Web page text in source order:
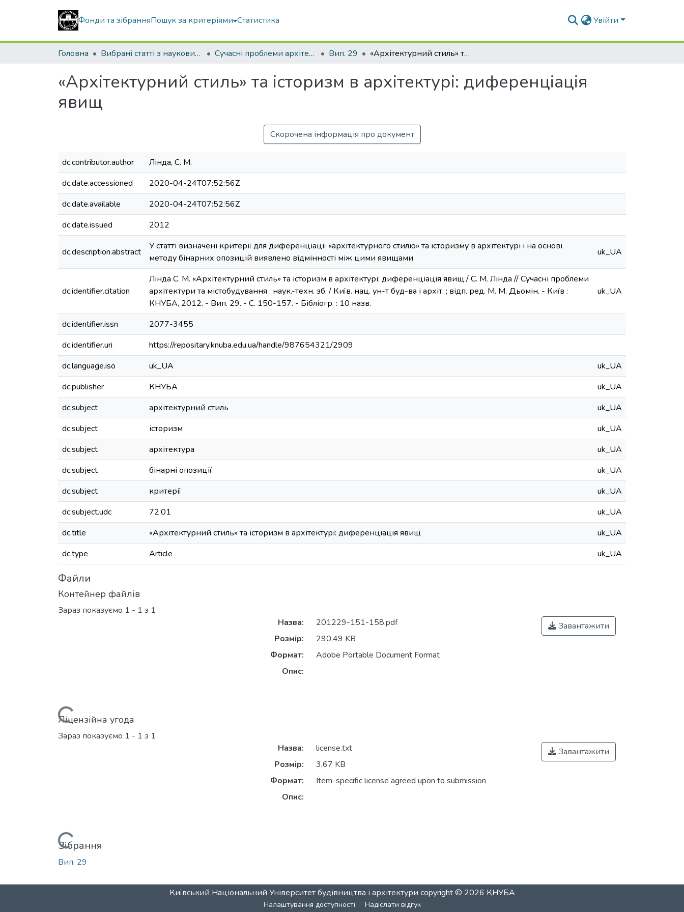
Фонди та зібранняПошук за критеріями Статистика Увійти
Головна Вибрані статті з наукових збірників КНУБА Сучасні проблеми архітектури та містобудування Вип. 29 «Архітектурний стиль» та історизм в архітектурі: диференціація явищ
«Архітектурний стиль» та історизм в архітектурі: диференціація
явищ
Скорочена інформація про документ
dc.contributor.author
Лінда, С. М.
dc.date.accessioned
2020-04-24T07:52:56Z
dc.date.available
2020-04-24T07:52:56Z
dc.date.issued
2012
dc.description.abstract
У статті визначені критерії для диференціації «архітектурного стилю» та історизму в архітектурі і на основі
методу бінарних опозицій виявлено відмінності між цими явищами
uk_UA
dc.identifier.citation
Лінда С. М. «Архітектурний стиль» та історизм в архітектурі: диференціація явищ / С. М. Лінда // Сучасні проблеми
архітектури та містобудування : наук.-техн. зб. / Київ. нац. ун-т буд-ва і архіт. ; відп. ред. М. М. Дьомін. - Київ :
КНУБА, 2012. - Вип. 29. - С. 150-157. - Бібліогр. : 10 назв.
uk_UA
dc.identifier.issn
2077-3455
dc.identifier.uri
https://repositary.knuba.edu.ua/handle/987654321/2909
dc.language.iso
uk_UA
uk_UA
dc.publisher
КНУБА
uk_UA
dc.subject
архітектурний стиль
uk_UA
dc.subject
історизм
uk_UA
dc.subject
архітектура
uk_UA
dc.subject
бінарні опозиції
uk_UA
dc.subject
критерії
uk_UA
dc.subject.udc
72.01
uk_UA
dc.title
«Архітектурний стиль» та історизм в архітектурі: диференціація явищ
uk_UA
dc.type
Article uk_UA
Файли
Контейнер файлів
Зараз показуємо 1 - 1 з 1
Вантажиться...
Назва:
201229-151-158.pdf
Розмір:
290,49 KB
Формат:
Adobe Portable Document Format
Опис:
Завантажити
Ліцензійна угода
Зараз показуємо 1 - 1 з 1
Вантажиться...
Назва:
license.txt
Розмір:
3,67 KB
Формат:
Item-specific license agreed upon to submission
Опис:
Завантажити
Зібрання
Вип. 29
Київський Національний Університет будівництва і архітектури copyright © 2026 КНУБА
Налаштування доступності Надіслати відгук